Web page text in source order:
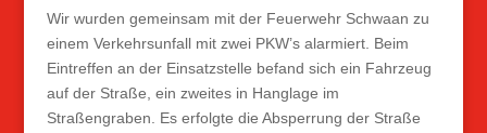
Wir wurden gemeinsam mit der Feuerwehr Schwaan zu
einem Verkehrsunfall mit zwei PKW’s alarmiert. Beim
Eintreffen an der Einsatzstelle befand sich ein Fahrzeug
auf der Straße, ein zweites in Hanglage im
Straßengraben. Es erfolgte die Absperrung der Straße